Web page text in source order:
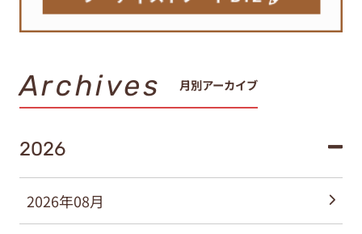
Archives 月別アーカイブ
2026
2026年08月